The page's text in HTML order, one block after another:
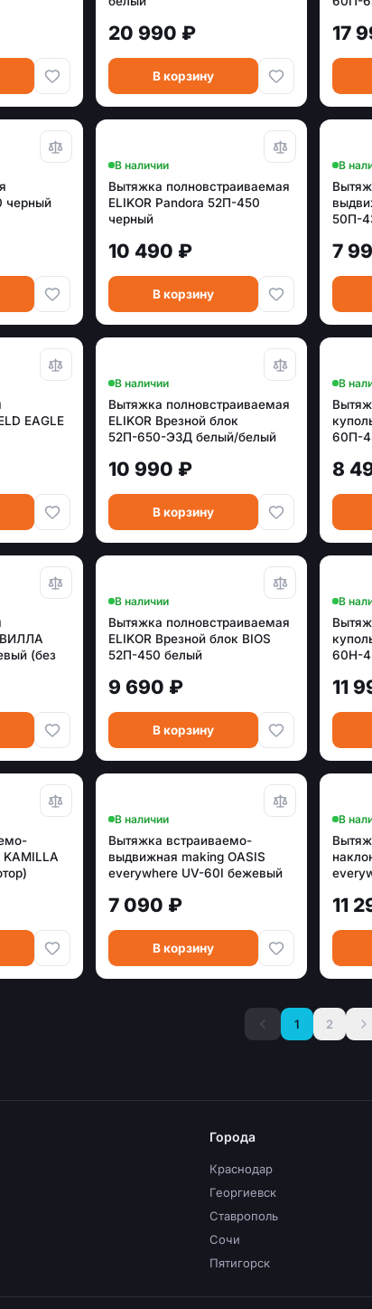
20 990 ₽
В корзину
17
черный
В наличии
Вытяжка полновстраиваемая
ELIKOR Pandora 52П-450
черный
10 490 ₽
В корзину
В
50П-
7
EAGLE
В наличии
Вытяжка полновстраиваемая
ELIKOR Врезной блок
52П-650-Э3Д белый/белый
10 990 ₽
В корзину
В
60П-
8
ВИЛЛА
(без
В наличии
Вытяжка полновстраиваемая
ELIKOR Врезной блок BIOS
52П-450 белый
9 690 ₽
В корзину
В
60Н-
11
В наличии
Вытяжка встраиваемо-
выдвижная making OASIS
everywhere UV-60I бежевый
7 090 ₽
В корзину
В
11
1 2
Города
Краснодар
Георгиевск
Ставрополь
Сочи
Пятигорск